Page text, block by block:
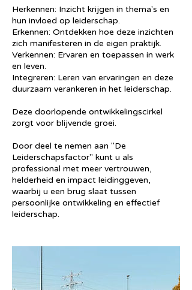
Herkennen: Inzicht krijgen in thema's en
hun invloed op leiderschap.
Erkennen: Ontdekken hoe deze inzichten
zich manifesteren in de eigen praktijk.
Verkennen: Ervaren en toepassen in werk
en leven.
Integreren: Leren van ervaringen en deze
duurzaam verankeren in het leiderschap.
Deze doorlopende ontwikkelingscirkel
zorgt voor blijvende groei.
Door deel te nemen aan "De
Leiderschapsfactor" kunt u als
professional met meer vertrouwen,
helderheid en impact leidinggeven,
waarbij u een brug slaat tussen
persoonlijke ontwikkeling en effectief
leiderschap.